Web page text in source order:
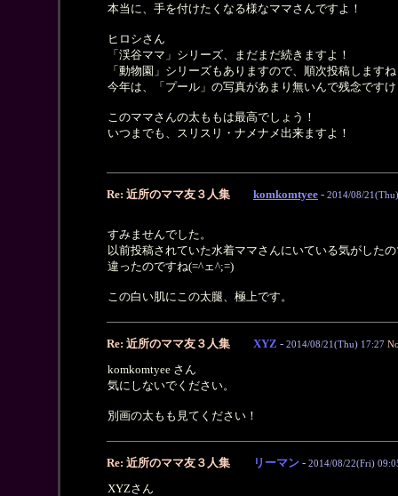
本当に、手を付けたくなる様なママさんですよ！
ヒロシさん
「渓谷ママ」シリーズ、まだまだ続きますよ！
「動物園」シリーズもありますので、順次投稿します
今年は、「プール」の写真があまり無いんで残念です
このママさんの太ももは最高でしょう！
いつまでも、スリスリ・ナメナメ出来ますよ！
Re: 近所のママ友３人集 komkomtyee - 2014/08/
すみませんでした。
以前投稿されていた水着ママさんにいている気がした
違ったのですね(=^ェ^;=)
この白い肌にこの太腿、極上です。
Re: 近所のママ友３人集 XYZ - 2014/08/21(Thu) 17:27
komkomtyee さん
気にしないでください。
別画の太もも見てください！
Re: 近所のママ友３人集 リーマン - 2014/08/22(Fri)
XYZさん